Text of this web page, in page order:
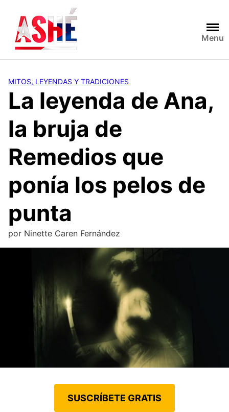
contenido
Menu
MITOS, LEYENDAS Y TRADICIONES
La leyenda de Ana,
la bruja de
Remedios que
ponía los pelos de
punta
por Ninette Caren Fernández
SUSCRÍBETE GRATIS